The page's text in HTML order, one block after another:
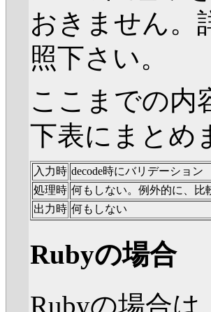
おきません。
照下さい。
ここまでの内
下表にまとめ
入力時 decode時にバリデーション
処理時 何もしない。例外的に、比
出力時 何もしない
Rubyの場合
Rubyの場合